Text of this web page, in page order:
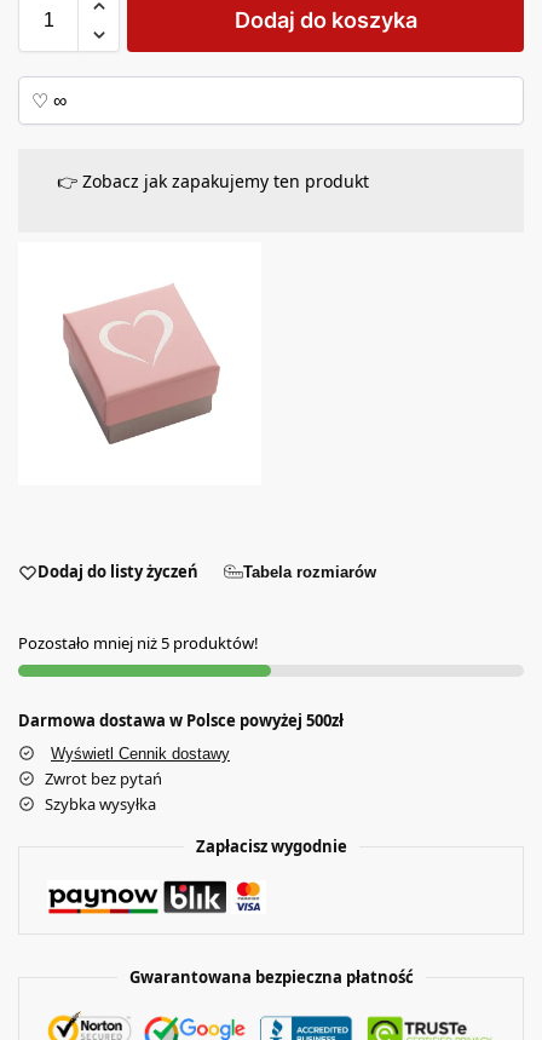
Dodaj do koszyka
👉 Zobacz jak zapakujemy ten produkt
Dodaj do listy życzeń Tabela rozmiarów
Pozostało mniej niż 5 produktów!
Darmowa dostawa w Polsce powyżej 500zł
Wyświetl Cennik dostawy
Zwrot bez pytań
Szybka wysyłka
Zapłacisz wygodnie
Gwarantowana bezpieczna płatność